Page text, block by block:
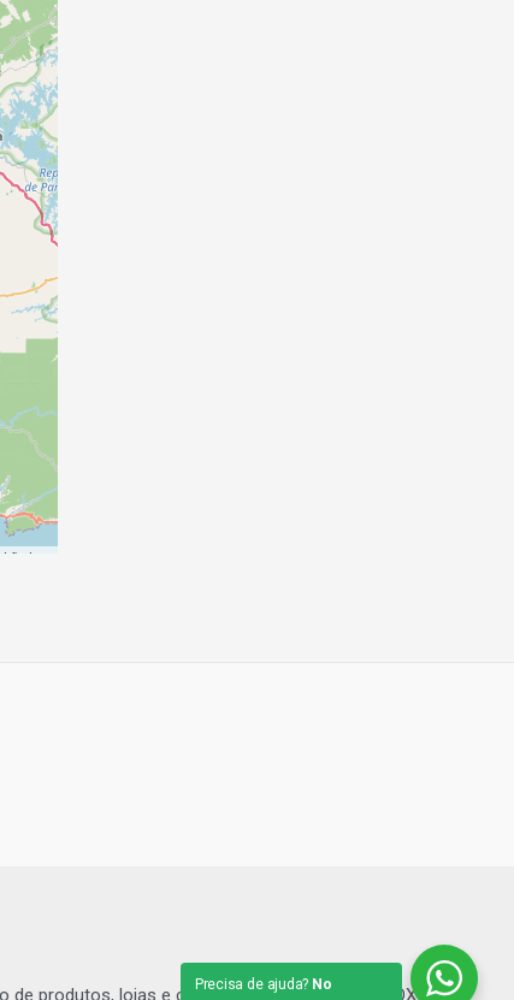
produtos, lojas e comércios. | Grupo SHOPBOX.
Precisa de ajuda? No